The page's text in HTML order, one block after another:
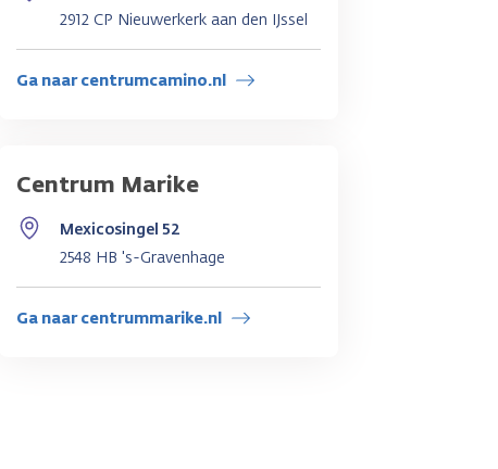
2912 CP Nieuwerkerk aan den IJssel
Ga naar centrumcamino.nl
Centrum Marike
Mexicosingel 52
2548 HB 's-Gravenhage
Ga naar centrummarike.nl